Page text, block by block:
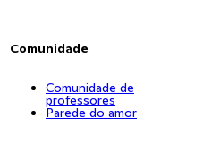
Comunidade
Comunidade de
professores
Parede do amor